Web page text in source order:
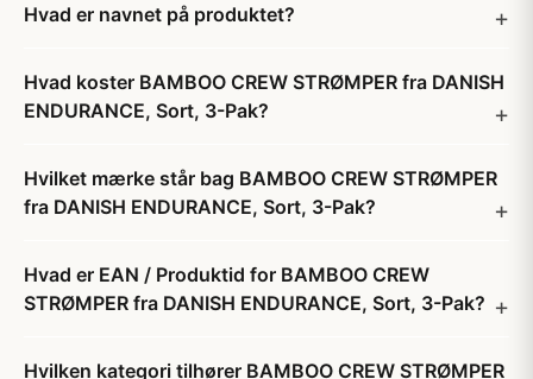
Hvad er navnet på produktet?
Hvad koster BAMBOO CREW STRØMPER fra DANISH
ENDURANCE, Sort, 3-Pak?
Hvilket mærke står bag BAMBOO CREW STRØMPER
fra DANISH ENDURANCE, Sort, 3-Pak?
Hvad er EAN / Produktid for BAMBOO CREW
STRØMPER fra DANISH ENDURANCE, Sort, 3-Pak?
Hvilken kategori tilhører BAMBOO CREW STRØMPER